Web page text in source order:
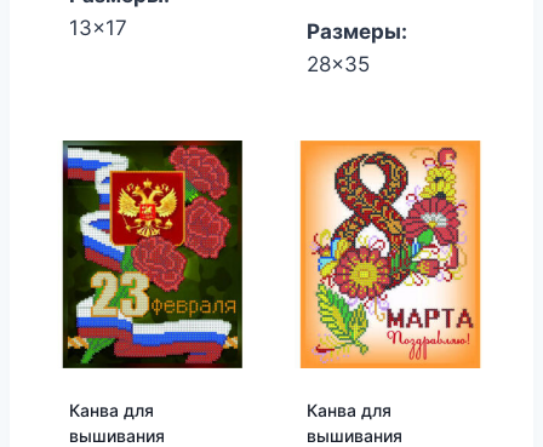
13x17
Размеры:
28x35
Канва для
вышивания
Канва для
вышивания